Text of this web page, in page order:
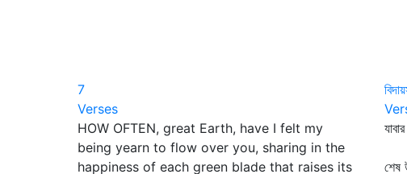
7
Verses
HOW OFTEN, great Earth, have I felt my
being yearn to flow over you, sharing in the
happiness of each green blade that raises its
শেষ